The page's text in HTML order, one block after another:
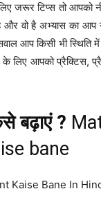
जरूर टिप्स तो आपको
और वो है अभ्यास का आप
आप किसी भी स्थिति
के लिए आपको प्रैक्टिस,
बढ़ाएं ?
bane